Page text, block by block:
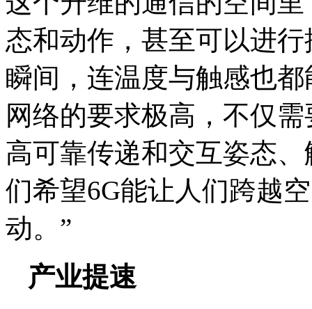
态和动作，甚至可以进
瞬间，连温度与触感也
网络的要求极高，不仅
高可靠传递和交互姿态
们希望6G能让人们跨越
动。”
产业提速